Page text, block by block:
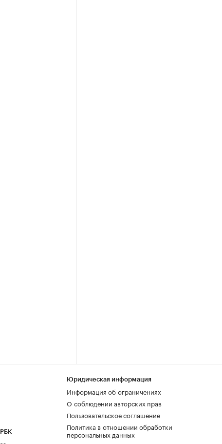
Юридическая информация
Информация об ограничениях
О соблюдении авторских прав
Пользовательское соглашение
Политика в отношении обработки
персональных данных